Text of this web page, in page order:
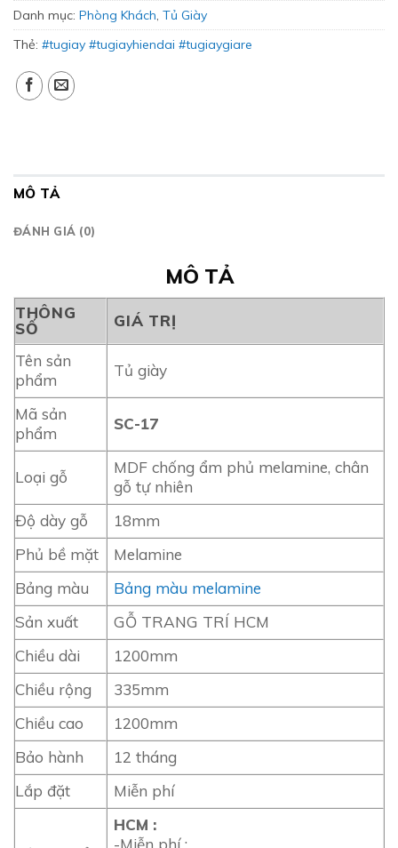
Danh mục: Phòng Khách, Tủ Giày
Thẻ: #tugiay #tugiayhiendai #tugiaygiare
MÔ TẢ
ĐÁNH GIÁ (0)
MÔ TẢ
THÔNG
SỐ
GIÁ TRỊ
Tên sản
phẩm
Tủ giày
Mã sản
phẩm
SC-17
Loại gỗ
MDF chống ẩm phủ melamine, chân
gỗ tự nhiên
Độ dày gỗ
18mm
Phủ bề mặt
Melamine
Bảng màu
Bảng màu melamine
Sản xuất
GỖ TRANG TRÍ HCM
Chiều dài
1200mm
Chiều rộng
335mm
Chiều cao
1200mm
Bảo hành
12 tháng
Lắp đặt
Miễn phí
HCM :